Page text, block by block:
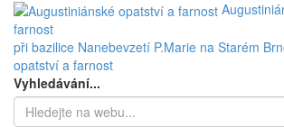
farnost
při bazilice Nanebevzetí P.Marie na Starém
opatství a farnost
Vyhledávání...